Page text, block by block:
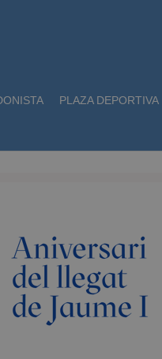
PLAZA DEPORTIVA